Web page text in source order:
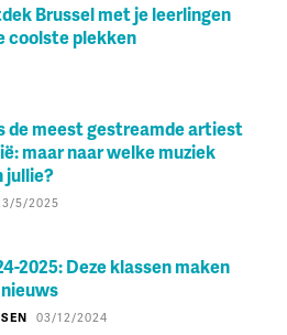
Brussel met je leerlingen
coolste plekken
de meest gestreamde artiest
maar naar welke muziek
jullie?
5/2025
2025: Deze klassen maken
03/12/2024